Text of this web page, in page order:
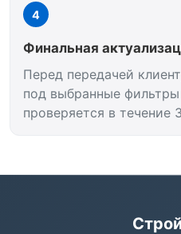
4
Финальная
Перед передачей
под выбранные
проверяется в течение